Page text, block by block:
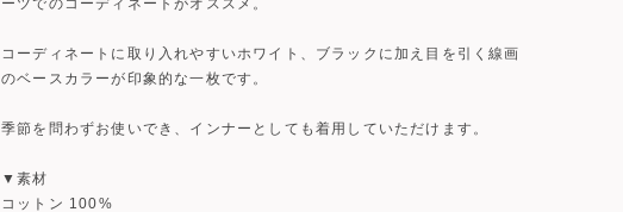
ーツでのコーディネートがオススメ。
コーディネートに取り入れやすいホワイト、ブラックに加え目を引く線画
のベースカラーが印象的な一枚です。
季節を問わずお使いでき、インナーとしても着用していただけます。
▼素材
コットン 100%